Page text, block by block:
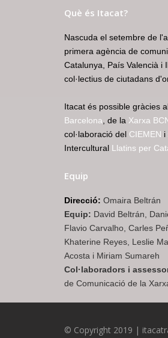
Què és Itacat?
Nascuda el setembre de
primera agència de
Catalunya, País Valencià i
col·lectius de ciutadans
Itacat és possible gràcies
Barcelona , de la Xarxa
col·laboració del CIEMEN i
Intercultural Llatins per
Equip
Direcció: Omaira Beltrán
Equip: David Beltrán,
Flavio Carvalho, Carles
Khaterine Reyes, Leslie
Acosta i Miriam Sumareh
Col·laboradors i
de Comunicació de la
© Copyright 2019 |